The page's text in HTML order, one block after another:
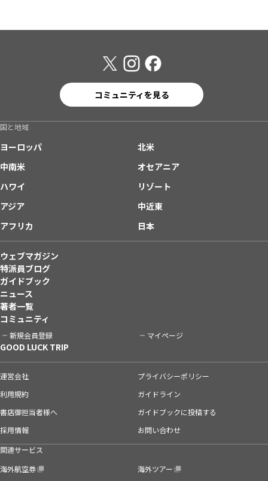
コミュニティを見る
国と地域
ヨーロッパ
北米
中南米
オセアニア
ハワイ
リゾート
アジア
中近東
アフリカ
日本
ウェブマガジン
特派員ブログ
ガイドブック
ニュース
著者一覧
コミュニティ
新規会員登録 マイページ
GOOD LUCK TRIP
運営会社
プライバシーポリシー
利用規約
ガイドライン
書店御担当者様へ
ガイドブックに投稿する
採用情報
お問い合わせ
関連サービス
海外航空券
海外ツアー